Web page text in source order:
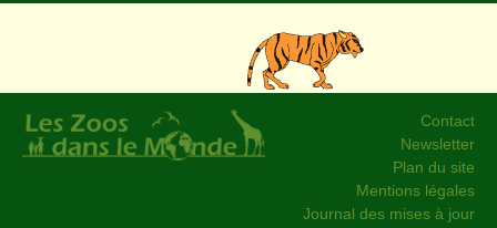
Contact
Newsletter
Plan du site
Mentions légales
Journal des mises à jour